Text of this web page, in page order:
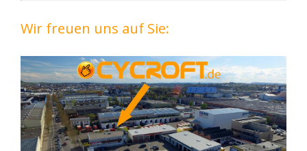
Wir freuen uns auf Sie: